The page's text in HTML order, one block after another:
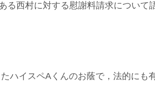
る西村に対する慰謝料請求について
ハイスペAくんのお蔭で，法的にも